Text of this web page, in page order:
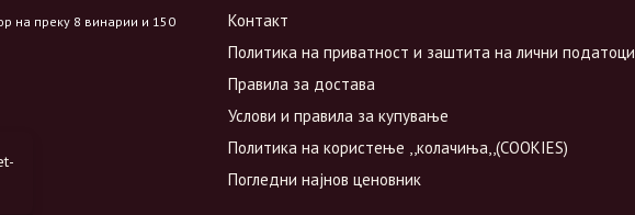
на преку 8 винарии и 150
Контакт
Политика на приватност и заштита на лични податоци
Правила за достава
Услови и правила за купување
Политика на користење ,,колачиња,,(COOKIES)
Погледни најнов ценовник